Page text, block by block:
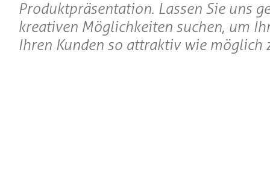
Produktpräsentation. Lassen Sie uns
kreativen Möglichkeiten suchen, um
Ihren Kunden so attraktiv wie möglich